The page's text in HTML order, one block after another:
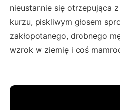
nieustannie się otrzepująca
kurzu, piskliwym głosem
zakłopotanego, drobnego
wzrok w ziemię i coś